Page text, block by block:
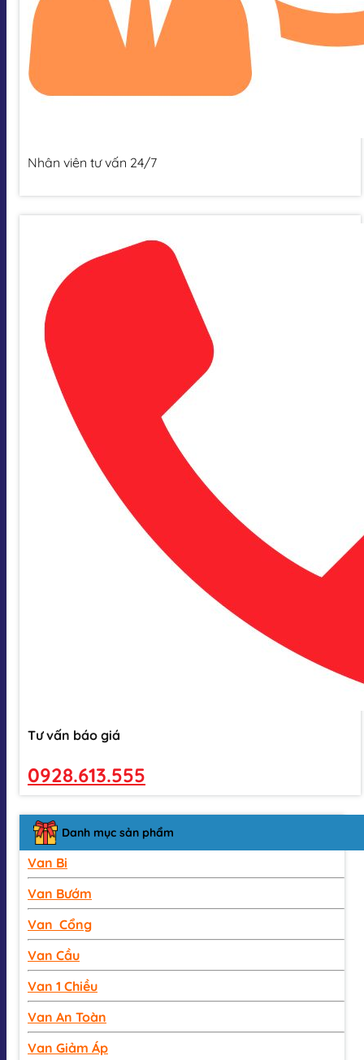
Nhân viên tư vấn 24/7
Tư vấn báo giá
0928.613.555
Danh mục sản phẩm
Van Bi
Van Bướm
Van Cổng
Van Cầu
Van 1 Chiều
Van An Toàn
Van Giảm Áp